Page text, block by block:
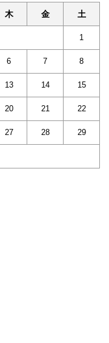
木 金 土
1
6 7 8
13 14 15
20 21 22
27 28 29